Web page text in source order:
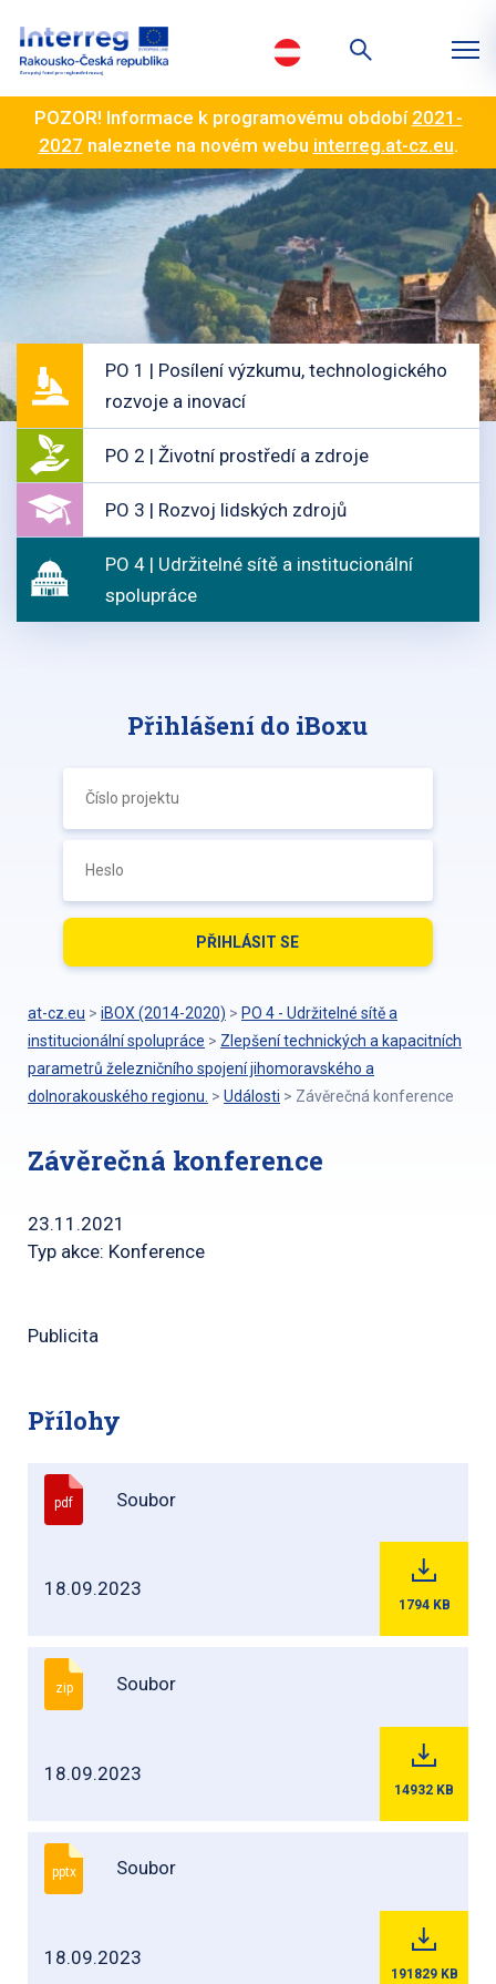
POZOR! Informace k programovému období 2021-
2027 naleznete na novém webu interreg.at-cz.eu.
PO 1 | Posílení výzkumu, technologického
rozvoje a inovací
PO 2 | Životní prostředí a zdroje
PO 3 | Rozvoj lidských zdrojů
PO 4 | Udržitelné sítě a institucionální
spolupráce
Přihlášení do iBoxu
at-cz.eu > iBOX (2014-2020) > PO 4 - Udržitelné sítě a
institucionální spolupráce > Zlepšení technických a kapacitních
parametrů železničního spojení jihomoravského a
dolnorakouského regionu. > Události > Závěrečná konference
Závěrečná konference
23.11.2021
Typ akce: Konference
Publicita
Přílohy
pdf Soubor
18.09.2023
1794 KB
zip Soubor
18.09.2023
14932 KB
pptx Soubor
18.09.2023
191829 KB